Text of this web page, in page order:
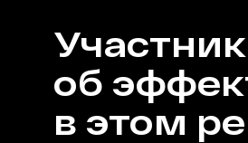
об
в этом